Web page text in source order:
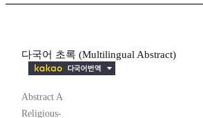
다국어 초록 (Multilingual Abstract)
Abstract A
Religious-